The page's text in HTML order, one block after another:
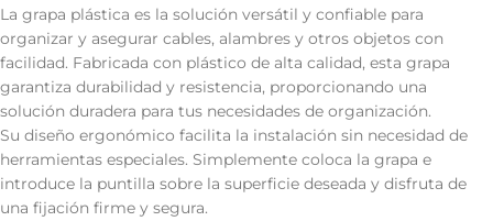
La grapa plástica es la solución versátil y confiable para
organizar y asegurar cables, alambres y otros objetos con
facilidad. Fabricada con plástico de alta calidad, esta grapa
garantiza durabilidad y resistencia, proporcionando una
solución duradera para tus necesidades de organización.
Su diseño ergonómico facilita la instalación sin necesidad de
herramientas especiales. Simplemente coloca la grapa e
introduce la puntilla sobre la superficie deseada y disfruta de
una fijación firme y segura.